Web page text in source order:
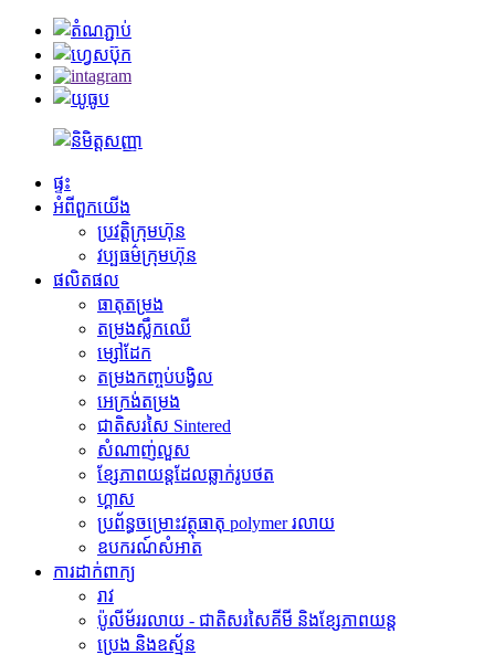
ផ្ទះ
អំពី​ពួក​យើង
ប្រវត្តិ​ក្រុមហ៊ុន
វប្បធម៌ក្រុមហ៊ុន
ផលិតផល
ធាតុតម្រង
តម្រងស្លឹកឈើ
ម្សៅដែក
តម្រងកញ្ចប់បង្វិល
អេក្រង់តម្រង
ជាតិសរសៃ Sintered
សំណាញ់​លួស
ខ្សែភាពយន្តដែលឆ្លាក់រូបថត
ហ្គាស
ប្រព័ន្ធចម្រោះវត្ថុធាតុ polymer រលាយ
ឧបករណ៍សំអាត
ការដាក់ពាក្យ
រាវ
ប៉ូលីម័ររលាយ - ជាតិសរសៃគីមី និងខ្សែភាពយន្ត
ប្រេង និងឧស្ម័ន